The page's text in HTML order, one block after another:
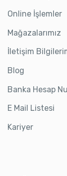
Online İşlemler
Mağazalarımız
İletişim
Blog
Banka Hesap
E Mail Listesi
Kariyer